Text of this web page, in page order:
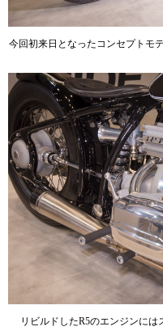
今回初来日となったコンセプトモ
リビルドしたR5のエンジンに